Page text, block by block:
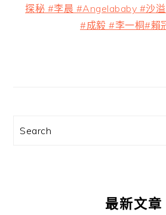
章:
一
探秘 #李晨 #Angelababy #沙
#成毅 #李一桐#賴
訊
Search
最新文章